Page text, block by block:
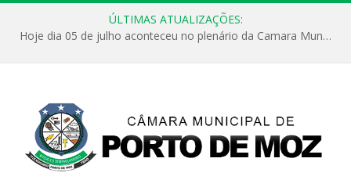
ÚLTIMAS ATUALIZAÇÕES:
Hoje dia 05 de julho aconteceu no plenário da Camara Municipal de Porto de Moz a Sessão Solene de Abertura dos Trabalhos Legislativos 2º Período da 23ª Legislatura